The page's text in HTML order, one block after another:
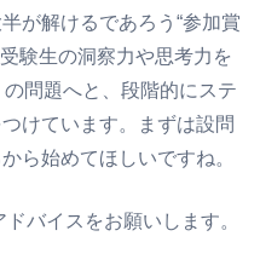
が解けるであろう“参加賞
験生の洞察力や思考力を
問題へと、段階的にステ
けています。まずは設問
ら始めてほしいですね。
バイスをお願いします。